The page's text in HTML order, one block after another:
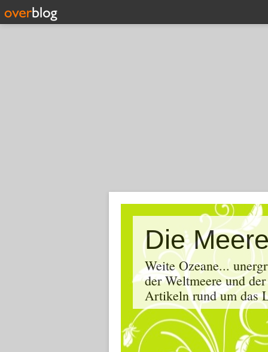
Die
Weite Ozeane...
der Weltmeere und
Artikeln rund um das